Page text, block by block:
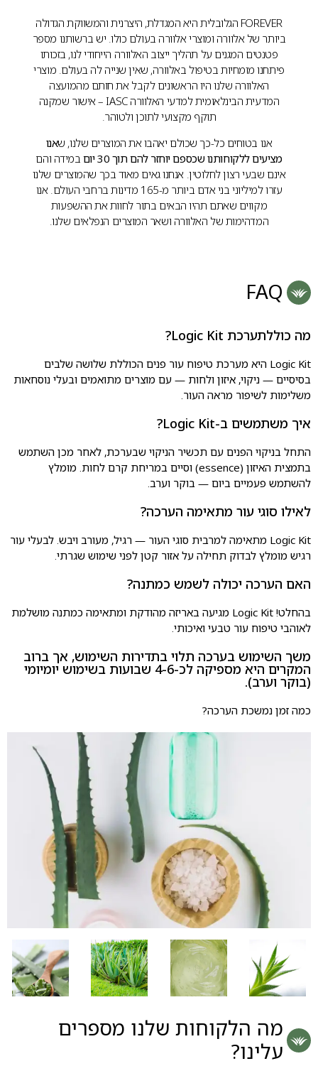
FOREVER הגלובלית היא המגדלת, היצרנית והמשווקת הגדולה
ביותר של אלוורה ומוצרי אלוורה בעולם כולו. יש ברשותנו מספר
פטנטים המגנים על תהליך ייצוב האלוורה הייחודי לנו, בזכותו
פיתחנו מומחיות בטיפול באלוורה, שאין שנייה לה בעולם. מוצרי
האלוורה שלנו היו הראשונים לקבל את חותם מהמועצה
המדעית הבינלאומית למדעי האלוורה IASC – אישור שמקנה
תוקף מקצועי לתוכן ולטוהר.
אנו בטוחים כל-כך שכולם יאהבו את המוצרים שלנו, שאנו
מציעים ללקוחותנו שכספם יוחזר להם תוך 30 יום
במידה והם
אינם שבעי רצון לחלוטין. אנחנו גאים מאוד בכך שהמוצרים שלנו
עזרו למיליוני בני אדם ביותר מ-165 מדינות ברחבי העולם. אנו
מקווים שאתם תהיו הבאים בתור לחוות את ההשפעות
המדהימות של האלוורה ושאר המוצרים הנפלאים שלנו.
FAQ
מה כוללתערכת Logic Kit?
Logic Kit היא מערכת טיפוח עור פנים הכוללת שלושה שלבים
בסיסיים — ניקוי, איזון ולחות — עם מוצרים מתואמים ובעלי נוסחאות
משלימות לשיפור מראה העור.
איך משתמשים ב-Logic Kit?
התחל בניקוי הפנים עם תכשיר הניקוי שבערכת, לאחר מכן השתמש
בתמצית האיזון (essence) וסיים במריחת קרם לחות. מומלץ
להשתמש פעמיים ביום — בוקר וערב.
לאילו סוגי עור מתאימה הערכה?
Logic Kit מתאימה למרבית סוגי העור — רגיל, מעורב ויבש. לבעלי עור
רגיש מומלץ לבדוק תחילה על אזור קטן לפני שימוש שגרתי.
האם הערכה יכולה לשמש כמתנה?
בהחלט! Logic Kit מגיעה באריזה מהודקת ומתאימה כמתנה מושלמת
לאוהבי טיפוח עור טבעי ואיכותי.
משך השימוש בערכה תלוי בתדירות השימוש, אך ברוב
המקרים היא מספיקה לכ-4-6 שבועות בשימוש יומיומי
(בוקר וערב).
כמה זמן נמשכת הערכה?
מה הלקוחות שלנו מספרים
עלינו?